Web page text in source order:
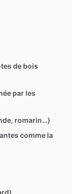
de bois
par les
romarin…)
comme la